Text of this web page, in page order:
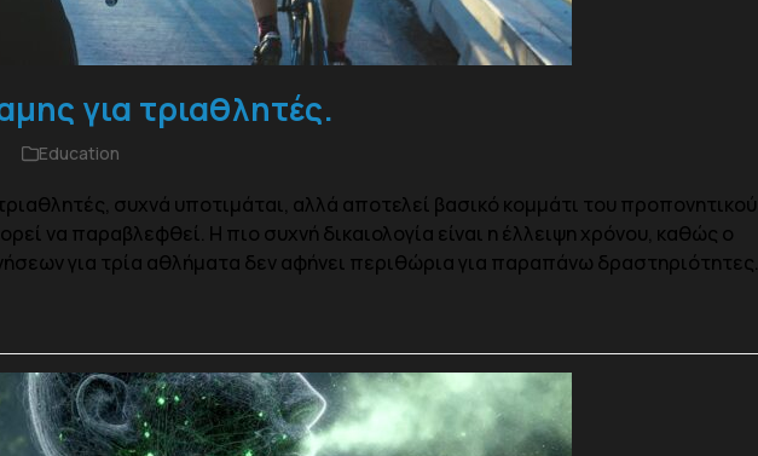
για τριαθλητές.
Education
συχνά υποτιμάται, αλλά αποτελεί βασικό κομμάτι του προπονητικού
να παραβλεφθεί. Η πιο συχνή δικαιολογία είναι η έλλειψη χρόνου, καθώς ο
για τρία αθλήματα δεν αφήνει περιθώρια για παραπάνω δραστηριότητες.